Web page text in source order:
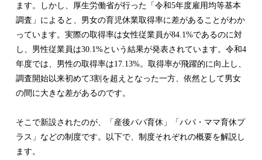
ます。しかし、厚生労働省が行った「令和5年度雇用均等基本
調査」によると、男女の育児休業取得率に差があることがわか
っています。実際の取得率は女性従業員が84.1%であるのに対
し、男性従業員は30.1%という結果が発表されています。令和4
年度では、男性の取得率は17.13%。取得率が飛躍的に向上し、
調査開始以来初めて3割を超えとなった一方、依然として男女
の間に大きな差があるのです。
そこで新設されたのが、「産後パパ育休」「パパ・ママ育休プ
ラス」などの制度です。以下で、制度それぞれの概要を解説し
ます。